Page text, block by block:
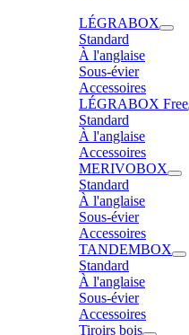
LÉGRABOX
Standard
À l'anglaise
Sous-évier
Accessoires
LÉGRABOX Free
Standard
À l'anglaise
Accessoires
MERIVOBOX
Standard
À l'anglaise
Sous-évier
Accessoires
TANDEMBOX
Standard
À l'anglaise
Sous-évier
Accessoires
Tiroirs bois